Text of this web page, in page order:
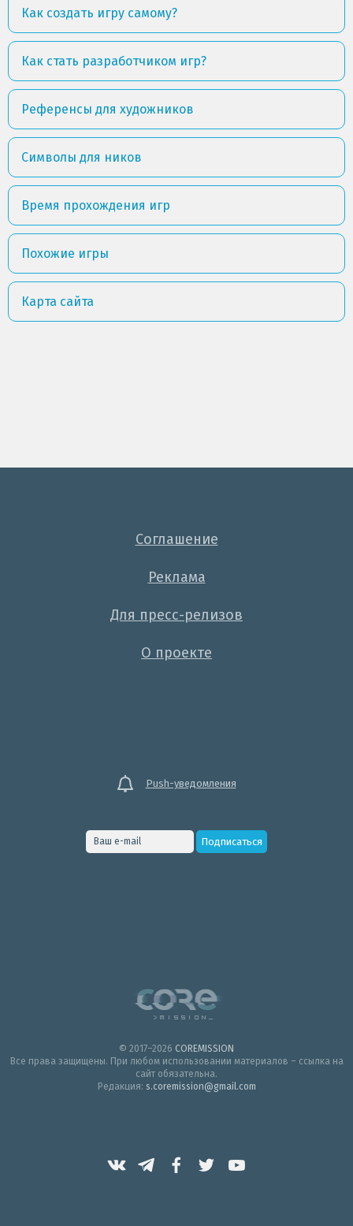
Как создать игру самому?
Как стать разработчиком игр?
Референсы для художников
Символы для ников
Время прохождения игр
Похожие игры
Карта сайта
Соглашение
Реклама
Для пресс-релизов
О проекте
Push-уведомления
© 2017–2026 COREMISSION
Все права защищены. При любом использовании материалов – ссылка на
сайт обязательна.
Редакция: s.coremission@gmail.com